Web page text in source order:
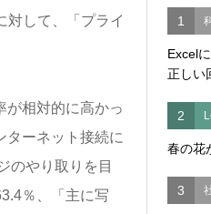
対して、「プライ
が相対的に高かっ
ターネット接続に
のやり取りを目
％、「主に写
1
Excel
正しい
2
春の花
3